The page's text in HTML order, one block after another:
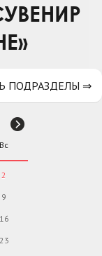
ПОДРАЗДЕЛЫ ⇒
Вс
2
9
16
23